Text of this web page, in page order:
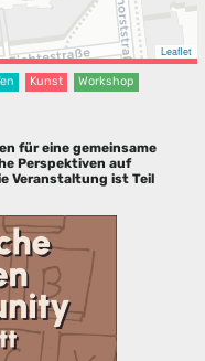
Leaflet
Kunst Workshop
für eine gemeinsame
Perspektiven auf
Veranstaltung ist Teil